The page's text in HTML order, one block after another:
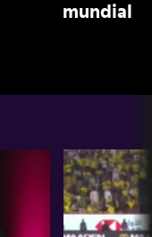
mundial